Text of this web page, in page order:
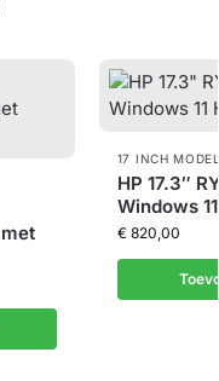
17 INCH
HP 17.3″
Windows
€820,00